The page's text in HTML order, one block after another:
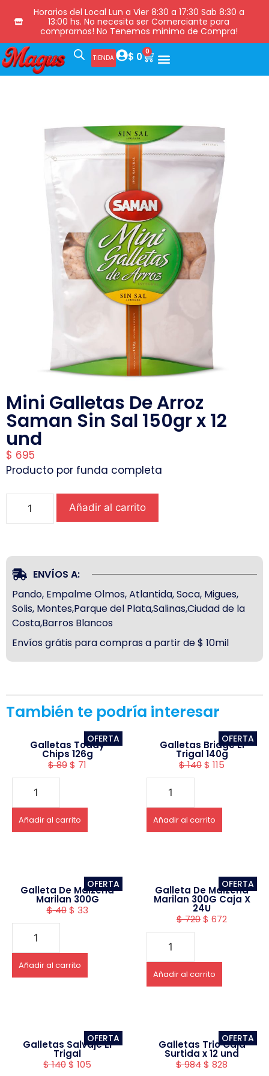
Horarios del Local Lun a Vier 8:30 a 17:30 Sab 8:30 a
13:00 hs. No necesita ser Comerciante para
comprarnos! No Tenemos minimo de Compra!
TIENDA $ 0 0
Mini Galletas De Arroz
Saman Sin Sal 150gr x 12
und
$ 695
Producto por funda completa
Añadir al carrito
ENVÍOS A:
Pando, Empalme Olmos, Atlantida, Soca, Migues,
Solis, Montes,Parque del Plata,Salinas,Ciudad de la
Costa,Barros Blancos
Envíos grátis para compras a partir de $ 10mil
También te podría interesar
OFERTA
Galletas Toddy
Chips 126g
$89$ 71
Añadir al carrito
OFERTA
Galletas Bridge El
Trigal 140g
$140$ 115
Añadir al carrito
OFERTA
Galleta De Maizena
Marilan 300G
$40 $ 33
Añadir al carrito
OFERTA
Galleta De Maizena
Marilan 300G Caja X
24U
$720$ 672
Añadir al carrito
OFERTA
Galletas Salvaje El
Trigal
$140$ 105
OFERTA
Galletas Trio Caja
Surtida x 12 und
$984$ 828